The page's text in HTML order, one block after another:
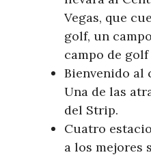
Vegas, que
golf, un
campo de
Bienvenido al
Una de las
del Strip.
Cuatro
a los mejores